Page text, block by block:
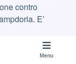
contro
E’
la Sampdoria
diede una svolta
Menu